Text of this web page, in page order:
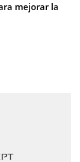
mejorar la